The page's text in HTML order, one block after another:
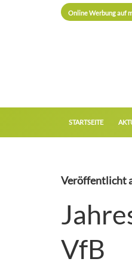
Online Werbung auf
STARTSEITE
Veröffentlicht
VfB